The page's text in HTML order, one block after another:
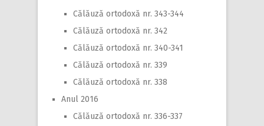
Călăuză ortodoxă nr. 343-344
Călăuză ortodoxă nr. 342
Călăuză ortodoxă nr. 340-341
Călăuză ortodoxă nr. 339
Călăuză ortodoxă nr. 338
Anul 2016
Călăuză ortodoxă nr. 336-337